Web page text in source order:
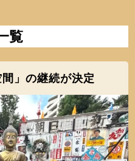
覧
間」の継続が決定